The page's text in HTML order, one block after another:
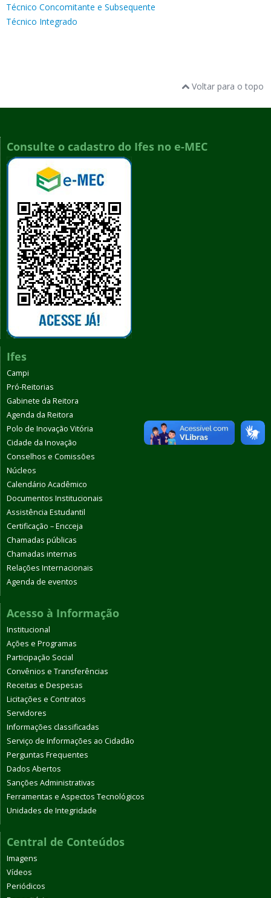
Técnico Concomitante e Subsequente
Técnico Integrado
Voltar para o topo
Consulte o cadastro do Ifes no e-MEC
Ifes
Campi
Pró-Reitorias
Gabinete da Reitora
Agenda da Reitora
Polo de Inovação Vitória
Cidade da Inovação
Conselhos e Comissões
Núcleos
Calendário Acadêmico
Documentos Institucionais
Assistência Estudantil
Certificação – Encceja
Chamadas públicas
Chamadas internas
Relações Internacionais
Agenda de eventos
Acesso à Informação
Institucional
Ações e Programas
Participação Social
Convênios e Transferências
Receitas e Despesas
Licitações e Contratos
Servidores
Informações classificadas
Serviço de Informações ao Cidadão
Perguntas Frequentes
Dados Abertos
Sanções Administrativas
Ferramentas e Aspectos Tecnológicos
Unidades de Integridade
Central de Conteúdos
Imagens
Vídeos
Periódicos